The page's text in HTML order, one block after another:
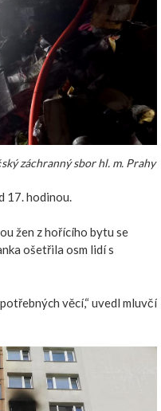
záchranný sbor hl. m. Prahy
17. hodinou.
žen z hořícího bytu se
ošetřila osm lidí s
věcí,“ uvedl mluvčí